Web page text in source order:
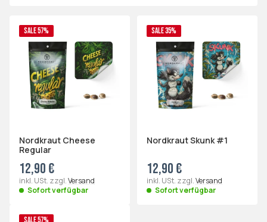
SALE 57%
Nordkraut Cheese
Regular
12,90 €
inkl. USt. zzgl.Versand
Sofort verfügbar
SALE 35%
Nordkraut Skunk #1
12,90 €
inkl. USt. zzgl.Versand
Sofort verfügbar